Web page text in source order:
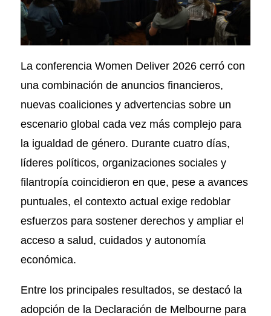
La conferencia Women Deliver 2026 cerró con
una combinación de anuncios financieros,
nuevas coaliciones y advertencias sobre un
escenario global cada vez más complejo para
la igualdad de género. Durante cuatro días,
líderes políticos, organizaciones sociales y
filantropía coincidieron en que, pese a avances
puntuales, el contexto actual exige redoblar
esfuerzos para sostener derechos y ampliar el
acceso a salud, cuidados y autonomía
económica.
Entre los principales resultados, se destacó la
adopción de la Declaración de Melbourne para